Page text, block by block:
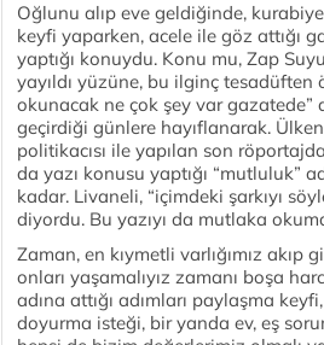
Oğlunu alıp eve geldiğinde,
keyfi yaparken, acele ile göz attığı
yaptığı konuydu. Konu mu, Zap
yayıldı yüzüne, bu ilginç tesadüften
okunacak ne çok şey var gazatede”
geçirdiği günlere hayıflanarak.
politikacısı ile yapılan son
da yazı konusu yaptığı “mutluluk”
kadar. Livaneli, “içimdeki şarkıyı
diyordu. Bu yazıyı da mutlaka
Zaman, en kıymetli varlığımız
onları yaşamalıyız zamanı boşa
adına attığı adımları paylaşma
doyurma isteği, bir yanda ev, eş